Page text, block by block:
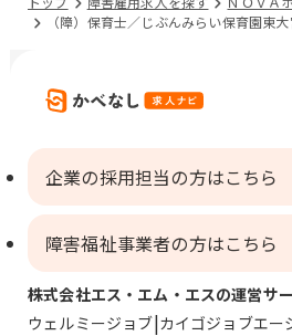
（障）保育士／じぶんみらい保育園東
企業の採用担当の方はこちら
障害福祉事業者の方はこちら
株式会社エス・エム・エスの運営サ
ウェルミージョブ カイゴジョブエー